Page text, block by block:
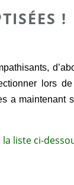
!
lors
a maintenant
liste ci-